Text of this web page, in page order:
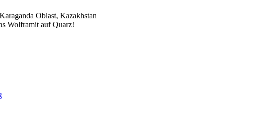
Oblast, Kazakhstan
Wolframit auf Quarz!